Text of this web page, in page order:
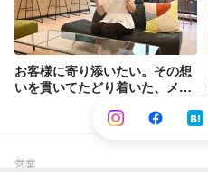
お客様に寄り添いたい。その想
いを貫いてたどり着いた、メリ
営業